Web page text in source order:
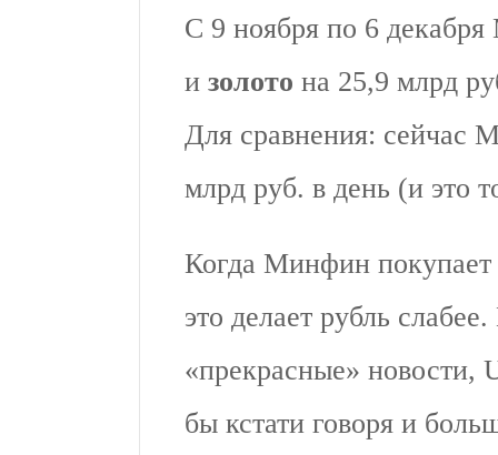
С 9 ноября по 6
и золото на 25,9 млрд
Для сравнения: сейчас
млрд руб. в день (и это
Когда Минфин покупает
это делает рубль
«прекрасные» новости,
бы кстати говоря и